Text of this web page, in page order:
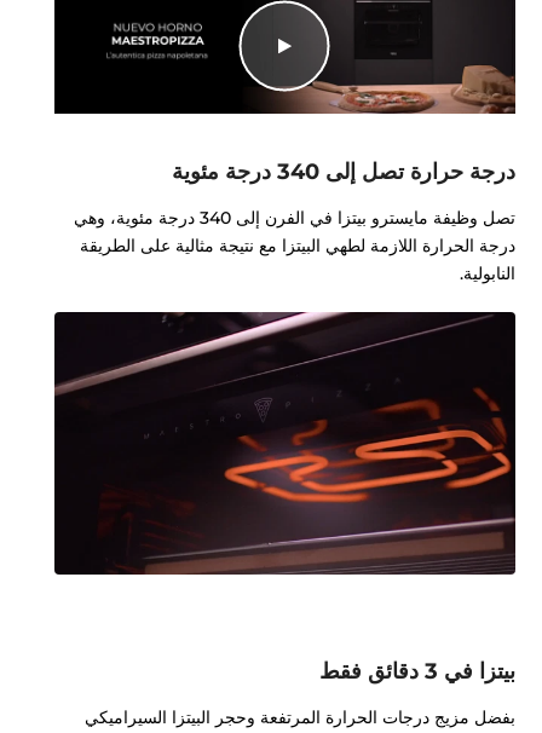
درجة حرارة تصل إلى 340 درجة مئوية
تصل وظيفة مايسترو بيتزا في الفرن إلى 340 درجة مئوية، وهي
درجة الحرارة اللازمة لطهي البيتزا مع نتيجة مثالية على الطريقة
النابولية.
بيتزا في 3 دقائق فقط
بفضل مزيج درجات الحرارة المرتفعة وحجر البيتزا السيراميكي